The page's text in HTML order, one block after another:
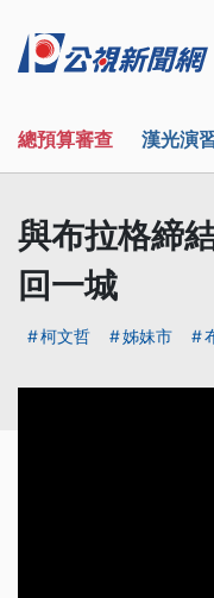
總預算審查 漢光演
與布拉格締
回一城
柯文哲 姊妹市